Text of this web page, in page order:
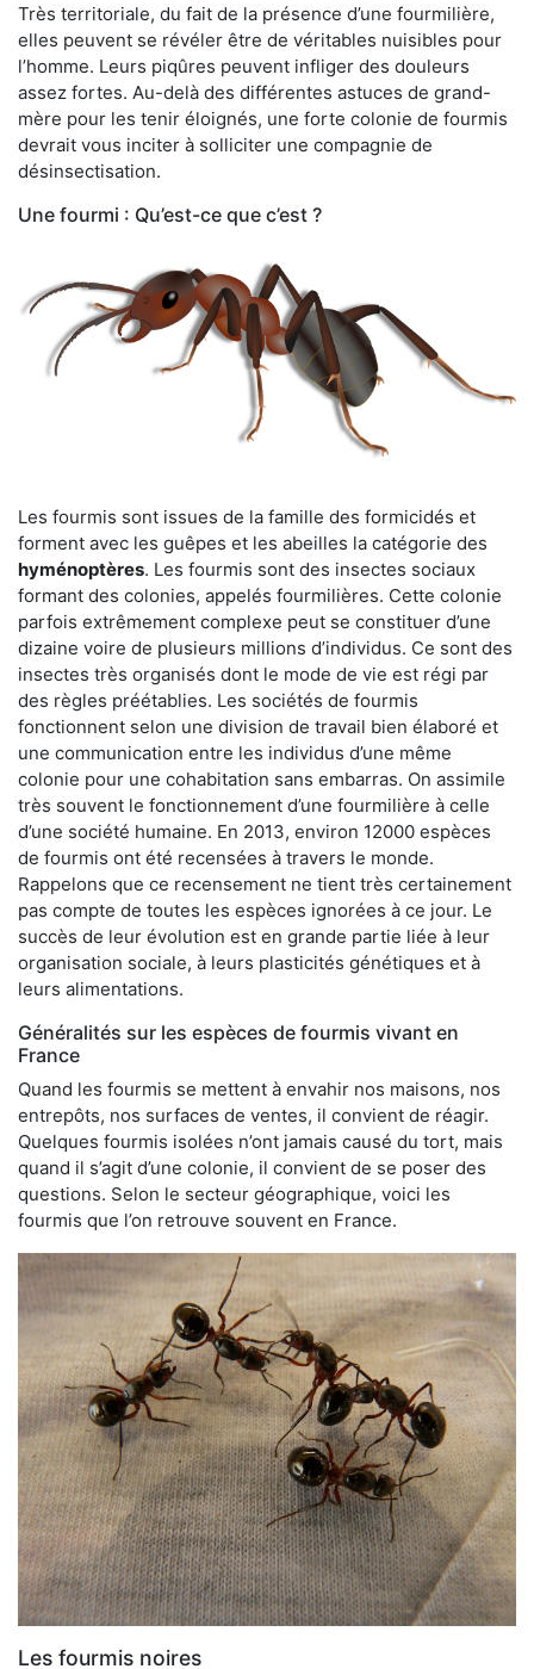
Très territoriale, du fait de la présence d’une fourmilière,
elles peuvent se révéler être de véritables nuisibles pour
l’homme. Leurs piqûres peuvent infliger des douleurs
assez fortes. Au-delà des différentes astuces de grand-
mère pour les tenir éloignés, une forte colonie de fourmis
devrait vous inciter à solliciter une compagnie de
désinsectisation.
Une fourmi : Qu’est-ce que c’est ?
Les fourmis sont issues de la famille des formicidés et
forment avec les guêpes et les abeilles la catégorie des
hyménoptères. Les fourmis sont des insectes sociaux
formant des colonies, appelés fourmilières. Cette colonie
parfois extrêmement complexe peut se constituer d’une
dizaine voire de plusieurs millions d’individus. Ce sont des
insectes très organisés dont le mode de vie est régi par
des règles préétablies. Les sociétés de fourmis
fonctionnent selon une division de travail bien élaboré et
une communication entre les individus d’une même
colonie pour une cohabitation sans embarras. On assimile
très souvent le fonctionnement d’une fourmilière à celle
d’une société humaine. En 2013, environ 12000 espèces
de fourmis ont été recensées à travers le monde.
Rappelons que ce recensement ne tient très certainement
pas compte de toutes les espèces ignorées à ce jour. Le
succès de leur évolution est en grande partie liée à leur
organisation sociale, à leurs plasticités génétiques et à
leurs alimentations.
Généralités sur les espèces de fourmis vivant en
France
Quand les fourmis se mettent à envahir nos maisons, nos
entrepôts, nos surfaces de ventes, il convient de réagir.
Quelques fourmis isolées n’ont jamais causé du tort, mais
quand il s’agit d’une colonie, il convient de se poser des
questions. Selon le secteur géographique, voici les
fourmis que l’on retrouve souvent en France.
Les fourmis noires